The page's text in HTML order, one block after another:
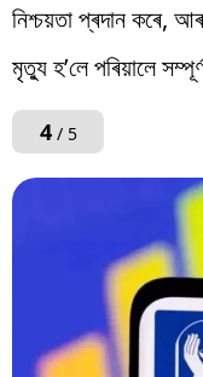
নিশ্চয়তা প্ৰদান কৰে,
মৃত্যু হ’লে পৰিয়ালে
4/ 5